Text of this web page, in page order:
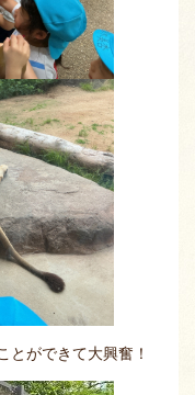
とができて大興奮！